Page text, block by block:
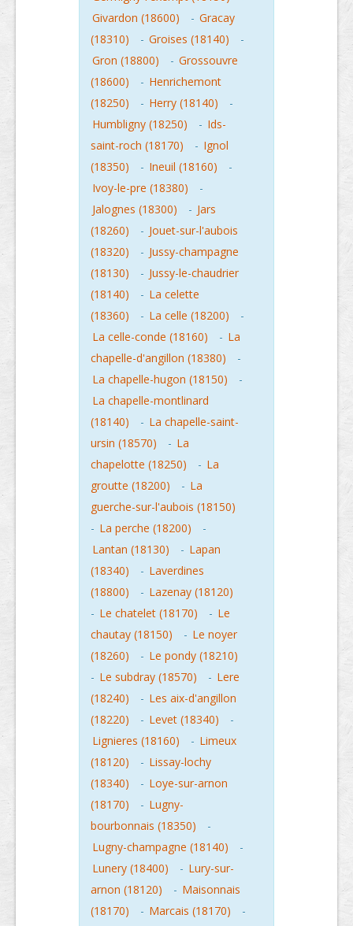
Givardon (18600)
- Gracay
(18310)
- Groises (18140)
-
Gron (18800)
- Grossouvre
(18600)
- Henrichemont
(18250)
- Herry (18140)
-
Humbligny (18250)
- Ids-
saint-roch (18170)
- Ignol
(18350)
- Ineuil (18160)
-
Ivoy-le-pre (18380)
-
Jalognes (18300)
- Jars
(18260)
- Jouet-sur-l'aubois
(18320)
- Jussy-champagne
(18130)
- Jussy-le-chaudrier
(18140)
- La celette
(18360)
- La celle (18200)
-
La celle-conde (18160)
- La
chapelle-d'angillon (18380)
-
La chapelle-hugon (18150)
-
La chapelle-montlinard
(18140)
- La chapelle-saint-
ursin (18570)
- La
chapelotte (18250)
- La
groutte (18200)
- La
guerche-sur-l'aubois (18150)
- La perche (18200)
-
Lantan (18130)
- Lapan
(18340)
- Laverdines
(18800)
- Lazenay (18120)
- Le chatelet (18170) - Le
chautay (18150)
- Le noyer
(18260)
- Le pondy (18210)
- Le subdray (18570) - Lere
(18240)
- Les aix-d'angillon
(18220)
- Levet (18340)
-
Lignieres (18160)
- Limeux
(18120)
- Lissay-lochy
(18340)
- Loye-sur-arnon
(18170)
- Lugny-
bourbonnais (18350)
-
Lugny-champagne (18140)
-
Lunery (18400)
- Lury-sur-
arnon (18120)
- Maisonnais
(18170)
- Marcais (18170)
-